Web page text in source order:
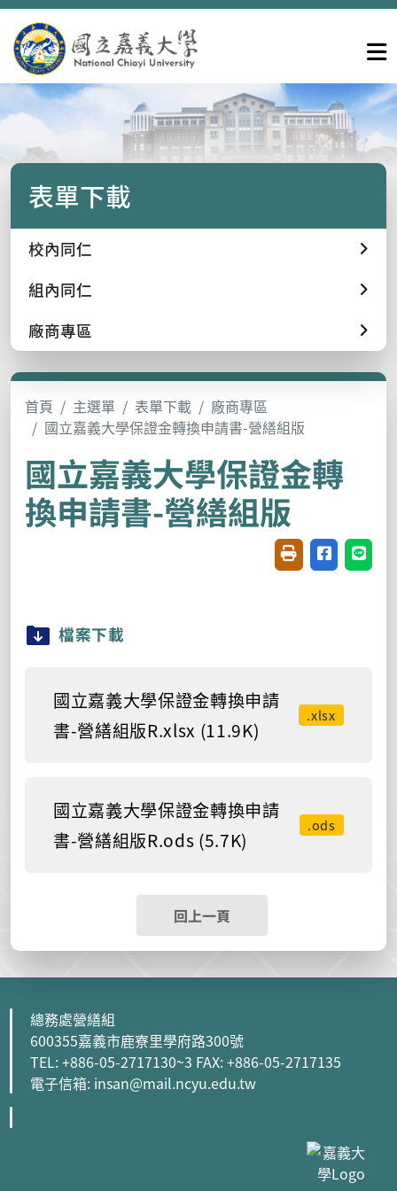
表單下載
校內同仁
組內同仁
廠商專區
首頁 主選單 表單下載
廠商專區
國立嘉義大學保證金轉換申請書-營繕組版
國立嘉義大學保證金轉
換申請書-營繕組版
友善列印(開新視
分享至臉書
分享
檔案下載
國立嘉義大學保證金轉換申請
書-營繕組版R.xlsx (11.9K)
.xlsx
國立嘉義大學保證金轉換申請
書-營繕組版R.ods (5.7K)
.ods
回上一頁
總務處營繕組
600355嘉義市鹿寮里學府路300號
TEL: +886-05-2717130~3 FAX: +886-05-2717135
電子信箱: insan@mail.ncyu.edu.tw